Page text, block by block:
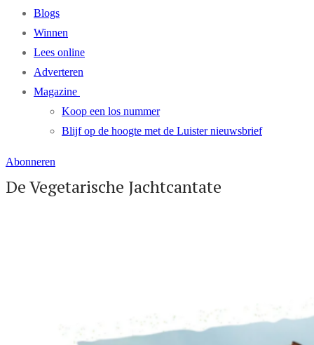
Blogs
Winnen
Lees online
Adverteren
Magazine
Koop een los nummer
Blijf op de hoogte met de Luister nieuwsbrief
Abonneren
De Vegetarische Jachtcantate